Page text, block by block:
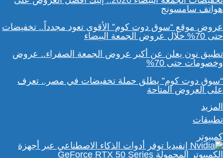
هواتف سامسونج
عروض موقع “سوق دوت كوم” الأقوى تعود مجدداً.. تخفيضات
حتى 70% خلال عروض الجمعة البيضاء
تطبيق نون يعلن عن أكبر عروض الجمعة الصفراء.. عروض
وخصومات حتى 70%
“سوق دوت كوم” يطلق حملة تخفيضات في مصر.. تعرف
على العروض المتاحة
المزيد
تطبيقات
كمبيوتر